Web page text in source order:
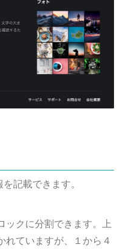
記載できます。
ックに分割できます。上
れていますが、１から４